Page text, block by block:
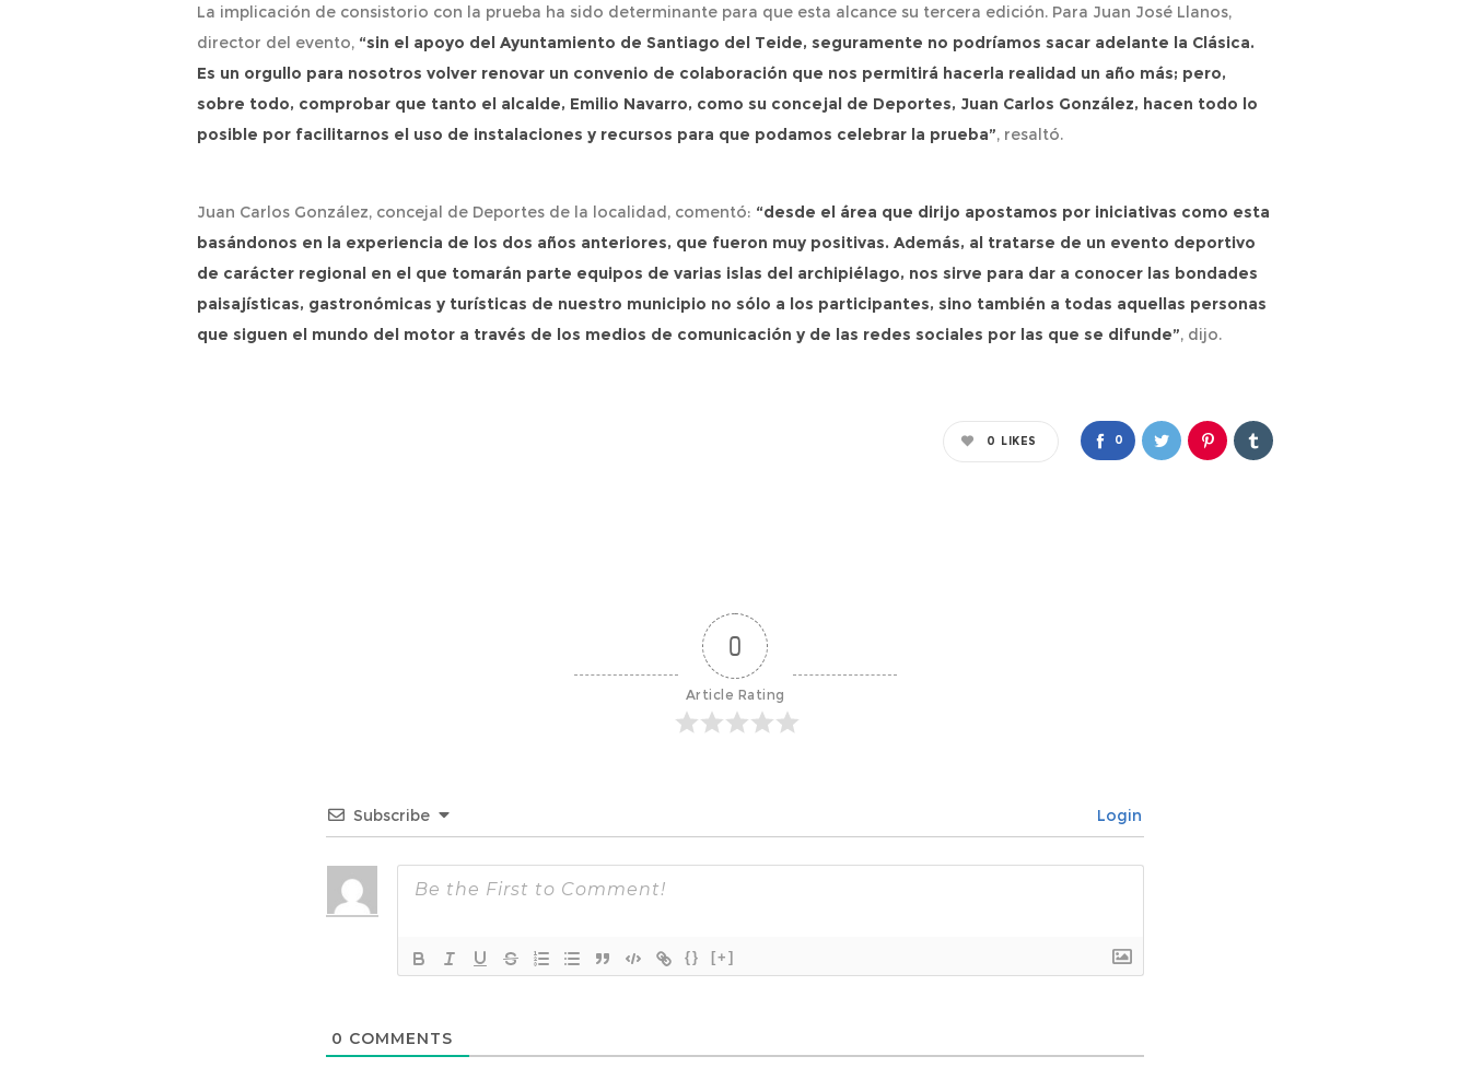
La implicación de consistorio con la prueba ha sido determinante para que esta alcance su tercera edición. Para Juan José Llanos,
director del evento, “sin el apoyo del Ayuntamiento de Santiago del Teide, seguramente no podríamos sacar adelante la Clásica.
Es un orgullo para nosotros volver renovar un convenio de colaboración que nos permitirá hacerla realidad un año más; pero,
sobre todo, comprobar que tanto el alcalde, Emilio Navarro, como su concejal de Deportes, Juan Carlos González, hacen todo lo
posible por facilitarnos el uso de instalaciones y recursos para que podamos celebrar la prueba”, resaltó.
Juan Carlos González, concejal de Deportes de la localidad, comentó: “desde el área que dirijo apostamos por iniciativas como esta
basándonos en la experiencia de los dos años anteriores, que fueron muy positivas. Además, al tratarse de un evento deportivo
de carácter regional en el que tomarán parte equipos de varias islas del archipiélago, nos sirve para dar a conocer las bondades
paisajísticas, gastronómicas y turísticas de nuestro municipio no sólo a los participantes, sino también a todas aquellas personas
que siguen el mundo del motor a través de los medios de comunicación y de las redes sociales por las que se difunde”, dijo.
0
0 LIKES
0
Article Rating
Subscribe Login
{} [+]
0 COMMENTS